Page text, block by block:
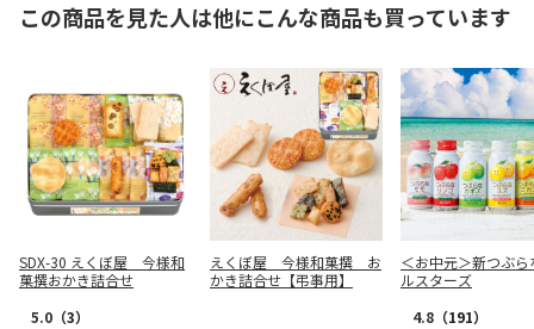
この商品を見た人は他にこんな商品も買っています
SDX-30 えくぼ屋 今様和
菓撰おかき詰合せ
5.0 （3）
えくぼ屋 今様和菓撰 お
かき詰合せ【弔事用】
＜お中元＞新つぶら
ルスターズ
4.8 （191）